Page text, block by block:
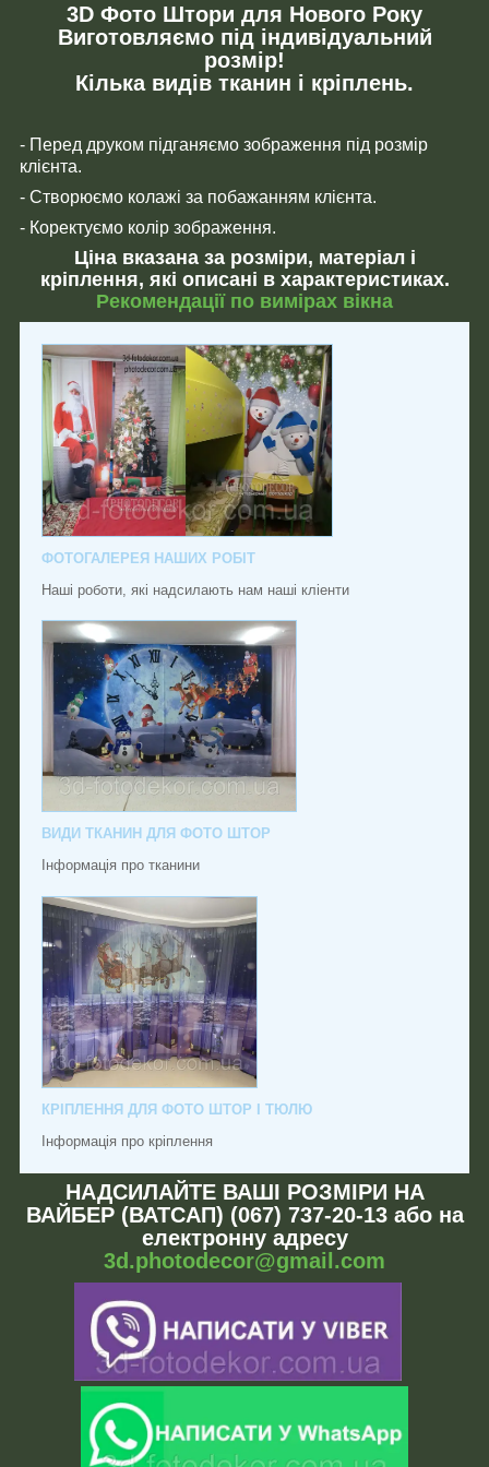
3D Фото Штори для Нового Року
Виготовляємо під індивідуальний
розмір!
Кілька видів тканин і кріплень.
- Перед друком підганяємо зображення під розмір
клієнта.
- Створюємо колажі за побажанням клієнта.
- Коректуємо колір зображення.
Ціна вказана за розміри, матеріал і
кріплення, які описані в характеристиках.
Рекомендації по вимірах вікна
ФОТОГАЛЕРЕЯ НАШИХ РОБІТ
Наші роботи, які надсилають нам наші кліенти
ВИДИ ТКАНИН ДЛЯ ФОТО ШТОР
Інформація про тканини
КРІПЛЕННЯ ДЛЯ ФОТО ШТОР І ТЮЛЮ
Інформація про кріплення
НАДСИЛАЙТЕ ВАШІ РОЗМІРИ НА
ВАЙБЕР (ВАТСАП) (067) 737-20-13 або на
електронну адресу
3d.photodecor@gmail.com